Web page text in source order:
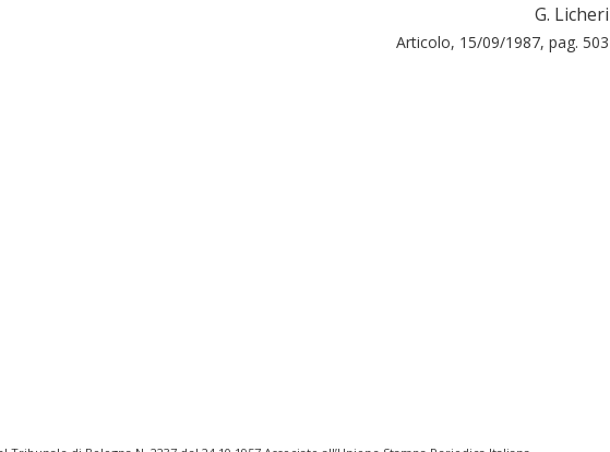
G. Licheri
Articolo, 15/09/1987, pag. 503